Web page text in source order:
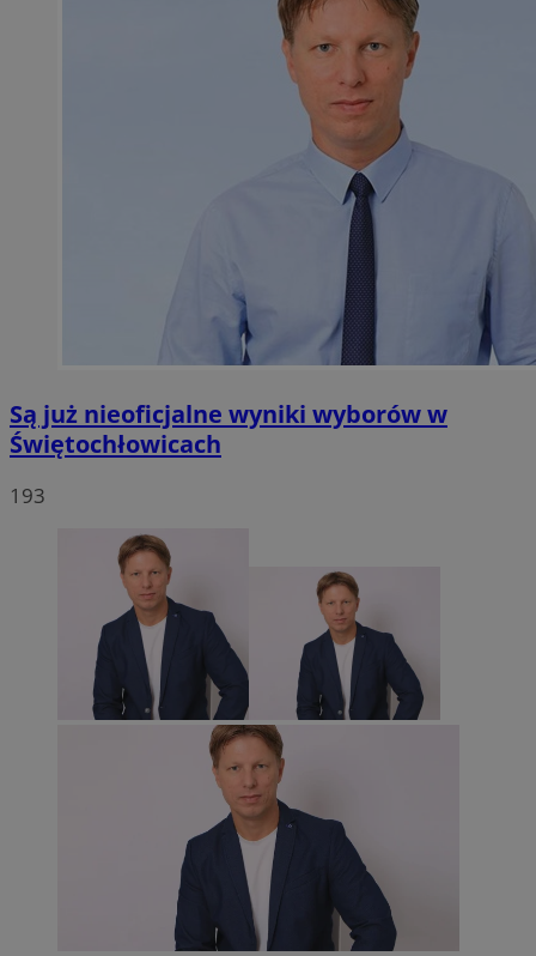
Są już nieoficjalne wyniki wyborów w
Świętochłowicach
193